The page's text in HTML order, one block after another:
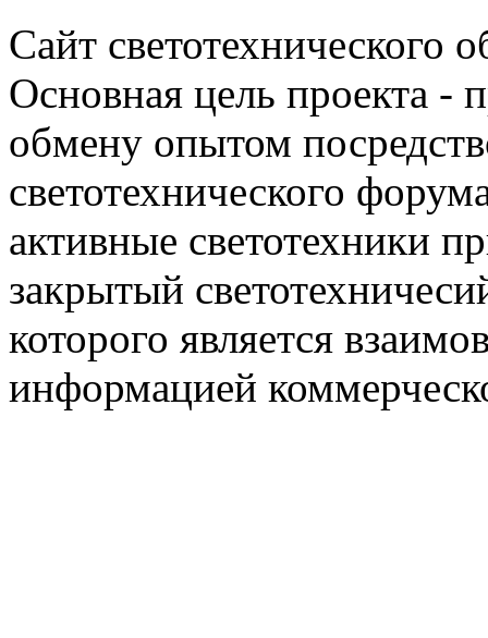
Сайт светотехнического
Основная цель проекта -
обмену опытом
светотехнического
активные светотехники
закрытый
которого является
информацией